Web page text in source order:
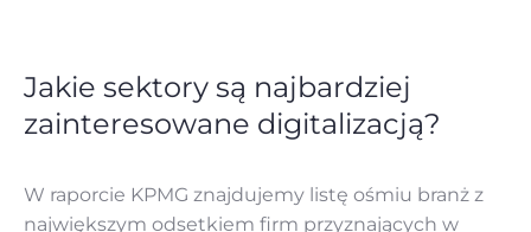
Jakie sektory są najbardziej
zainteresowane digitalizacją?
W raporcie KPMG znajdujemy listę ośmiu branż z
największym odsetkiem firm przyznających w